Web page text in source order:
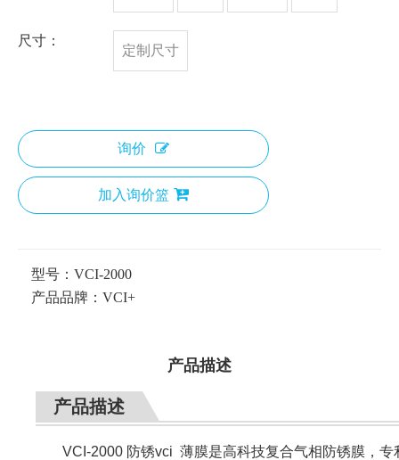
尺寸：
定制尺寸
询价
加入询价篮
型号： VCI-2000
产品品牌： VCI+
产品描述
产品描述
VCI-2000 防锈vci 薄膜是高科技复合气相防锈膜，